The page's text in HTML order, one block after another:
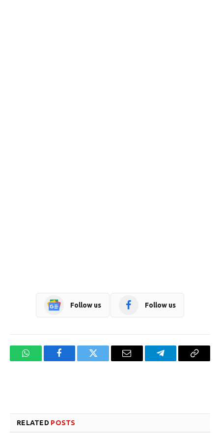
Follow us Follow us
WhatsAppFacebookTwitter Email TelegramCopy
RELATED POSTS